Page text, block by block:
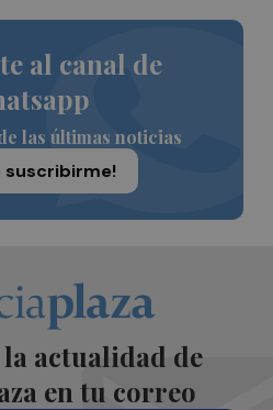
al canal de
las últimas noticias
suscribirme!
actualidad de
en tu correo